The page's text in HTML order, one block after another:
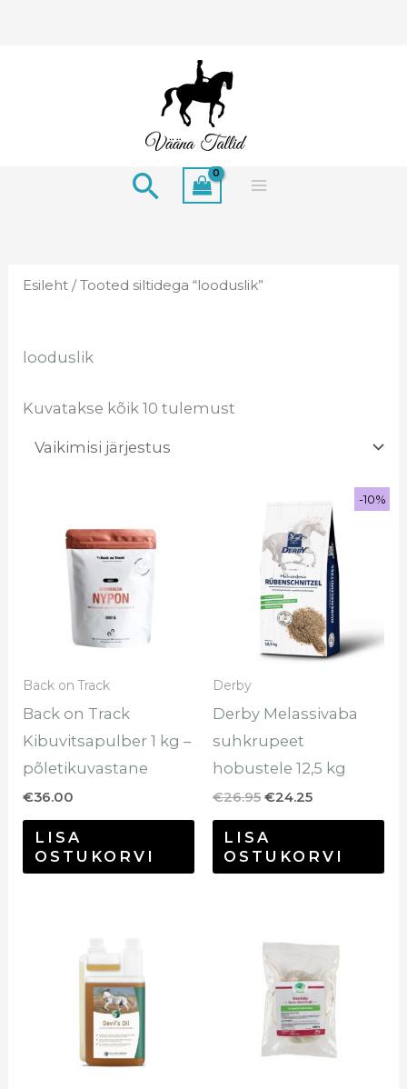
Search
Esileht / Tooted siltidega “looduslik”
looduslik
Kuvatakse kõik 10 tulemust
Back on Track
Back on Track
Kibuvitsapulber 1 kg –
põletikuvastane
€36.00
LISA
OSTUKORVI
Sale!
-10%
-10%
Derby
Derby Melassivaba
suhkrupeet
hobustele 12,5 kg
€26.95
Algne
oli:
€26.95.
€24.25
Praegune
hind
on:
€24.25.
LISA
OSTUKORVI